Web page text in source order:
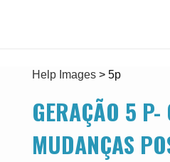
Help Images> 5p
GERAÇÃO 5 P-
MUDANÇAS